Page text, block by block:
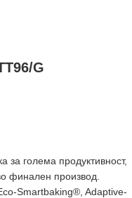
G
за голема продуктивност,
финален производ.
Smartbaking®, Adaptive-